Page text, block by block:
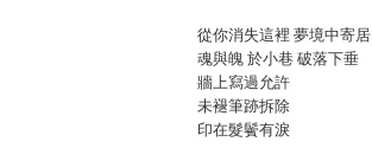
從你消失這裡 夢境中寄居
魂與魄 於小巷 破落下垂
牆上寫過允許
未褪筆跡拆除
印在髮鬢有淚